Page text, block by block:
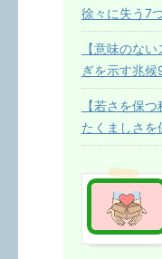
徐々に失う7
【意味のな
ぎを示す兆候
【若さを保
たくましさを